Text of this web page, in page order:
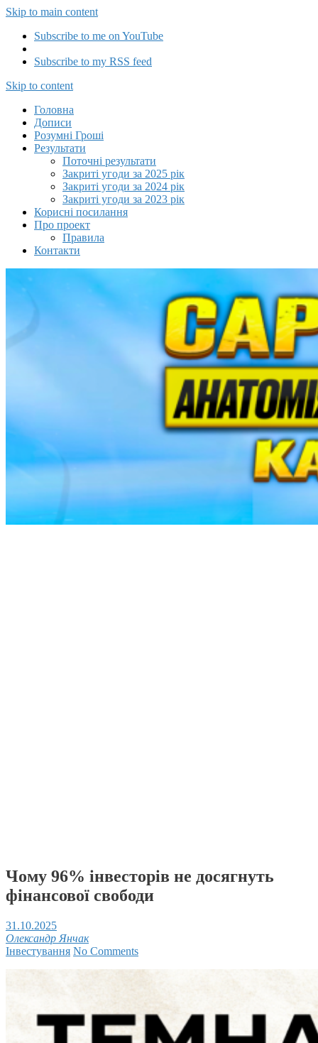
Skip to main content
Subscribe to me on YouTube
Subscribe to my RSS feed
Capitalizator UA
Skip to content
Головна
Дописи
Розумні Гроші
Результати
Поточні результати
Закриті угоди за 2025 рік
Закриті угоди за 2024 рік
Закриті угоди за 2023 рік
Корисні посилання
Про проект
Правила
Контакти
Чому 96% інвесторів не досягнуть
фінансової свободи
31.10.2025
Олександр Янчак
Інвестування No Comments